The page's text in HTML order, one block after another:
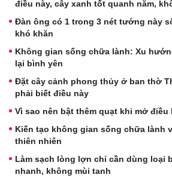
điều này, cây xanh tốt quanh năm,
Đàn ông có 1 trong 3 nét tướng này
khó khăn
Không gian sống chữa lành: Xu
lại bình yên
Đặt cây cảnh phong thủy ở ban thờ
phải biết điều này
Vì sao nên bật thêm quạt khi mở điều
Kiến tạo không gian sống chữa lành
thiên nhiên
Làm sạch lòng lợn chỉ cần dùng loại
nhanh, không mùi tanh